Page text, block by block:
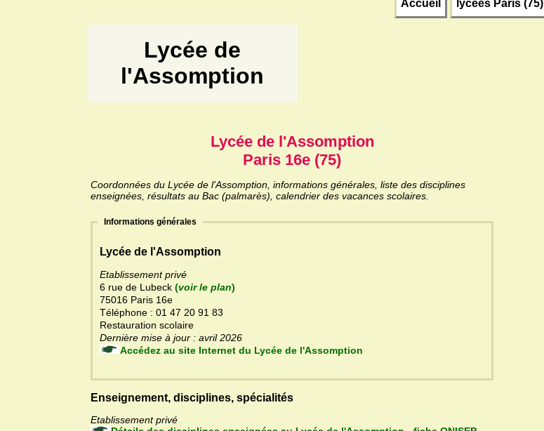
Accueil lycées Paris (75)
Lycée de
l'Assomption
Lycée de l'Assomption
Paris 16e (75)
Coordonnées du Lycée de l'Assomption, informations générales, liste des disciplines
enseignées, résultats au Bac (palmarès), calendrier des vacances scolaires.
Informations générales
Lycée de l'Assomption
Etablissement privé
6 rue de Lubeck (voir le plan)
75016 Paris 16e
Téléphone : 01 47 20 91 83
Restauration scolaire
Dernière mise à jour : avril 2026
Accédez au site Internet du Lycée de l'Assomption
Enseignement, disciplines, spécialités
Etablissement privé